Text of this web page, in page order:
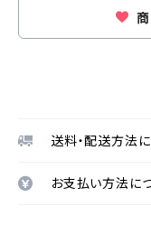
送料・配送方法
お支払い方法に